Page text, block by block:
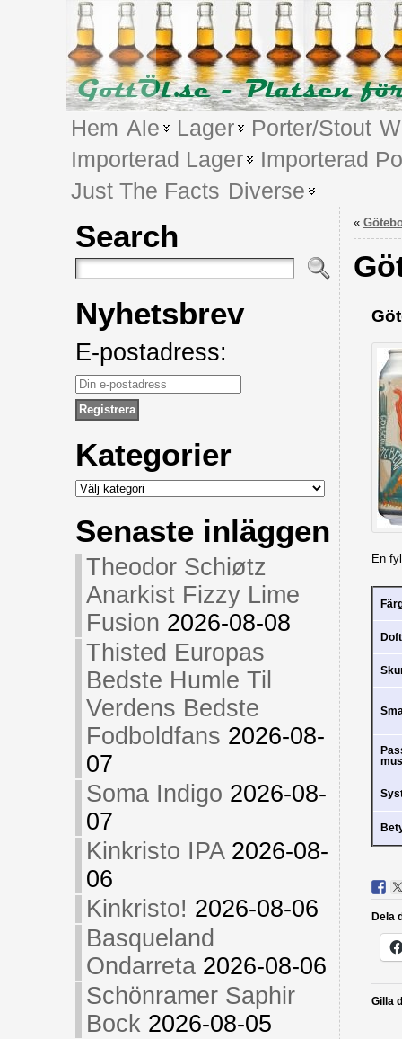
Hem Ale Lager Porter/Stout
Importerad Lager
Importerad
Just The Facts Diverse
Search
Nyhetsbrev
E-postadress:
Kategorier
Kategorier
Senaste inläggen
Theodor Schiøtz
Anarkist Fizzy Lime
Fusion 2026-08-08
Thisted Europas
Bedste Humle Til
Verdens Bedste
Fodboldfans 2026-08-
07
Soma Indigo 2026-08-
07
Kinkristo IPA 2026-08-
06
Kinkristo! 2026-08-06
Basqueland
Ondarreta 2026-08-06
Schönramer Saphir
Bock 2026-08-05
«
En
Doft
Dela
Gilla